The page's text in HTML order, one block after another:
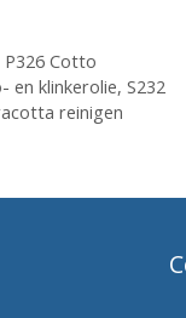
P326 Cotto
en klinkerolie, S232
reinigen